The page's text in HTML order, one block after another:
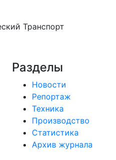
Транспорт
Разделы
Новости
Репортаж
Техника
Производство
Статистика
Архив журнала